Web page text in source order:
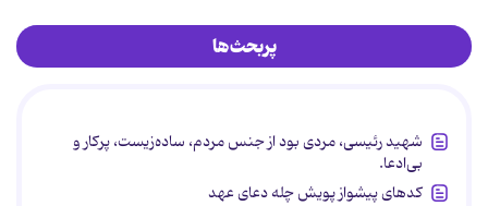
پربحث‌ها
شهید رئیسی، مردی بود از جنس مردم، ساده‌زیست، پرکار و
بی‌ادعا.
کدهای پیشواز پویش چله دعای عهد